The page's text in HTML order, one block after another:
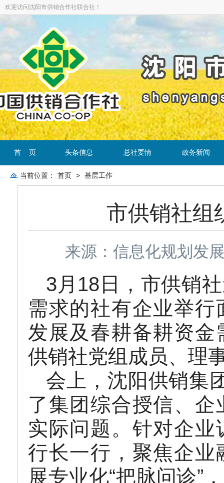
欢迎访问沈阳市供销合作社联合社！
首 页 头条信息 总社要情 政务新闻
当前位置： 首页 > 基层工作
市供销社组
来源：信息化规划发
3月18日，市供销
需求的社有企业举
发展及春耕备耕资
供销社党组成员、理
会上，沈阳供销集
了集团综合授信、
实际问题。针对企
行长一行，聚焦企
展专业化“把脉问诊”